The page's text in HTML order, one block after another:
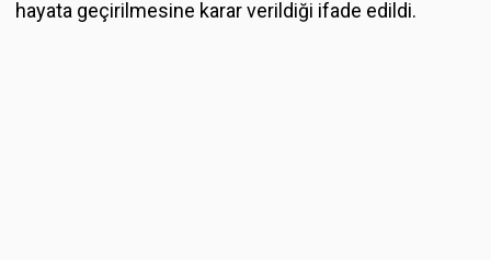
hayata geçirilmesine karar verildiği ifade edildi.